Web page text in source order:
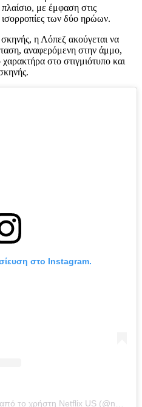
πλαίσιο, με έμφαση στις
ισορροπίες των δύο ηρώων.
η Λόπεζ ακούγεται να
αναφερόμενη στην άμμο,
στο στιγμιότυπο και
στο Instagram.